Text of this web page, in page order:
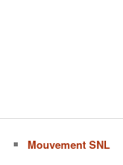
Mouvement SNL